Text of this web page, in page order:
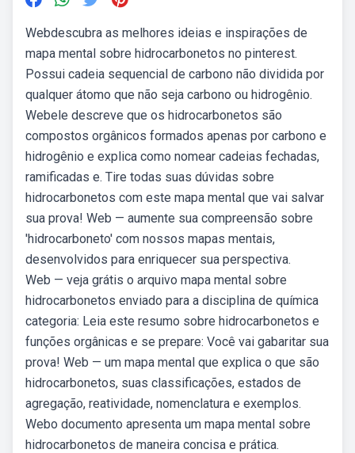
Webdescubra as melhores ideias e inspirações de
mapa mental sobre hidrocarbonetos no pinterest.
Possui cadeia sequencial de carbono não dividida por
qualquer átomo que não seja carbono ou hidrogênio.
Webele descreve que os hidrocarbonetos são
compostos orgânicos formados apenas por carbono e
hidrogênio e explica como nomear cadeias fechadas,
ramificadas e. Tire todas suas dúvidas sobre
hidrocarbonetos com este mapa mental que vai salvar
sua prova! Web — aumente sua compreensão sobre
'hidrocarboneto' com nossos mapas mentais,
desenvolvidos para enriquecer sua perspectiva.
Web — veja grátis o arquivo mapa mental sobre
hidrocarbonetos enviado para a disciplina de química
categoria: Leia este resumo sobre hidrocarbonetos e
funções orgânicas e se prepare: Você vai gabaritar sua
prova! Web — um mapa mental que explica o que são
hidrocarbonetos, suas classificações, estados de
agregação, reatividade, nomenclatura e exemplos.
Webo documento apresenta um mapa mental sobre
hidrocarbonetos de maneira concisa e prática.